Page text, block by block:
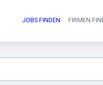
JOBS FINDEN FIRMEN